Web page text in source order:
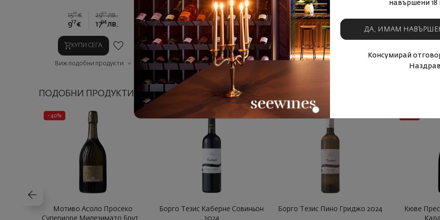
1529 € 2990 лв.
917 € 1794 лв.
КУПИ СЕГА
Виж подобни продукти
ПОДОБНИ ПРОДУКТИ
- 40%
Мотиво Асоло Просеко
Супериоре Милезимато Брут Б
Борго Тезис Каберне Совиньон
2024
Борго Тезис Пино Гриджо 2024
Кюве
навършени 18
ДА, ИМАМ
Консумирай